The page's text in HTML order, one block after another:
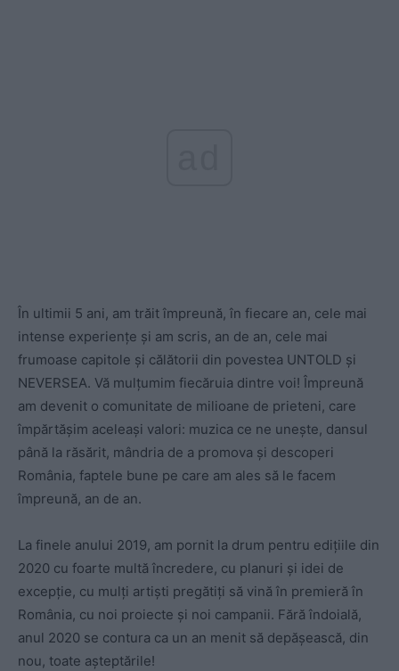
În ultimii 5 ani, am trăit împreună, în fiecare an, cele mai
intense experiențe și am scris, an de an, cele mai
frumoase capitole și călătorii din povestea UNTOLD și
NEVERSEA. Vă mulțumim fiecăruia dintre voi! Împreună
am devenit o comunitate de milioane de prieteni, care
împărtășim aceleași valori: muzica ce ne unește, dansul
până la răsărit, mândria de a promova și descoperi
România, faptele bune pe care am ales să le facem
împreună, an de an.
La finele anului 2019, am pornit la drum pentru edițiile din
2020 cu foarte multă încredere, cu planuri și idei de
excepție, cu mulți artiști pregătiți să vină în premieră în
România, cu noi proiecte și noi campanii. Fără îndoială,
anul 2020 se contura ca un an menit să depășească, din
nou, toate așteptările!